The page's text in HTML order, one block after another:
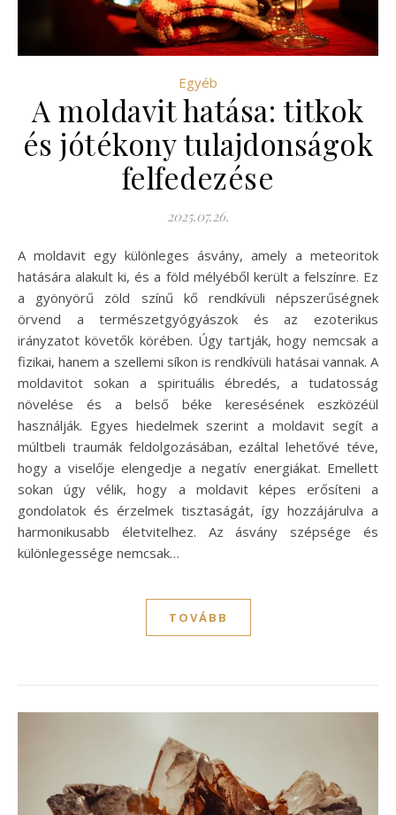
Egyéb
A moldavit hatása: titkok
és jótékony tulajdonságok
felfedezése
2025.07.26.
A moldavit egy különleges ásvány, amely a meteoritok
hatására alakult ki, és a föld mélyéből került a felszínre. Ez
a gyönyörű zöld színű kő rendkívüli népszerűségnek
örvend a természetgyógyászok és az ezoterikus
irányzatot követők körében. Úgy tartják, hogy nemcsak a
fizikai, hanem a szellemi síkon is rendkívüli hatásai vannak. A
moldavitot sokan a spirituális ébredés, a tudatosság
növelése és a belső béke keresésének eszközéül
használják. Egyes hiedelmek szerint a moldavit segít a
múltbeli traumák feldolgozásában, ezáltal lehetővé téve,
hogy a viselője elengedje a negatív energiákat. Emellett
sokan úgy vélik, hogy a moldavit képes erősíteni a
gondolatok és érzelmek tisztaságát, így hozzájárulva a
harmonikusabb életvitelhez. Az ásvány szépsége és
különlegessége nemcsak…
TOVÁBB